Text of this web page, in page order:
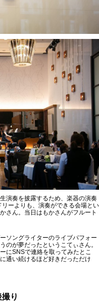
演奏を披露するため、楽器の演奏
ーよりも、演奏ができる会場とい
さん。当日はもかさんがフルート
ソングライターのライブパフォー
のが夢だったというこてぃさん。
にSNSで連絡を取ってみたとこ
通い続けるほど好きだっただけ
り